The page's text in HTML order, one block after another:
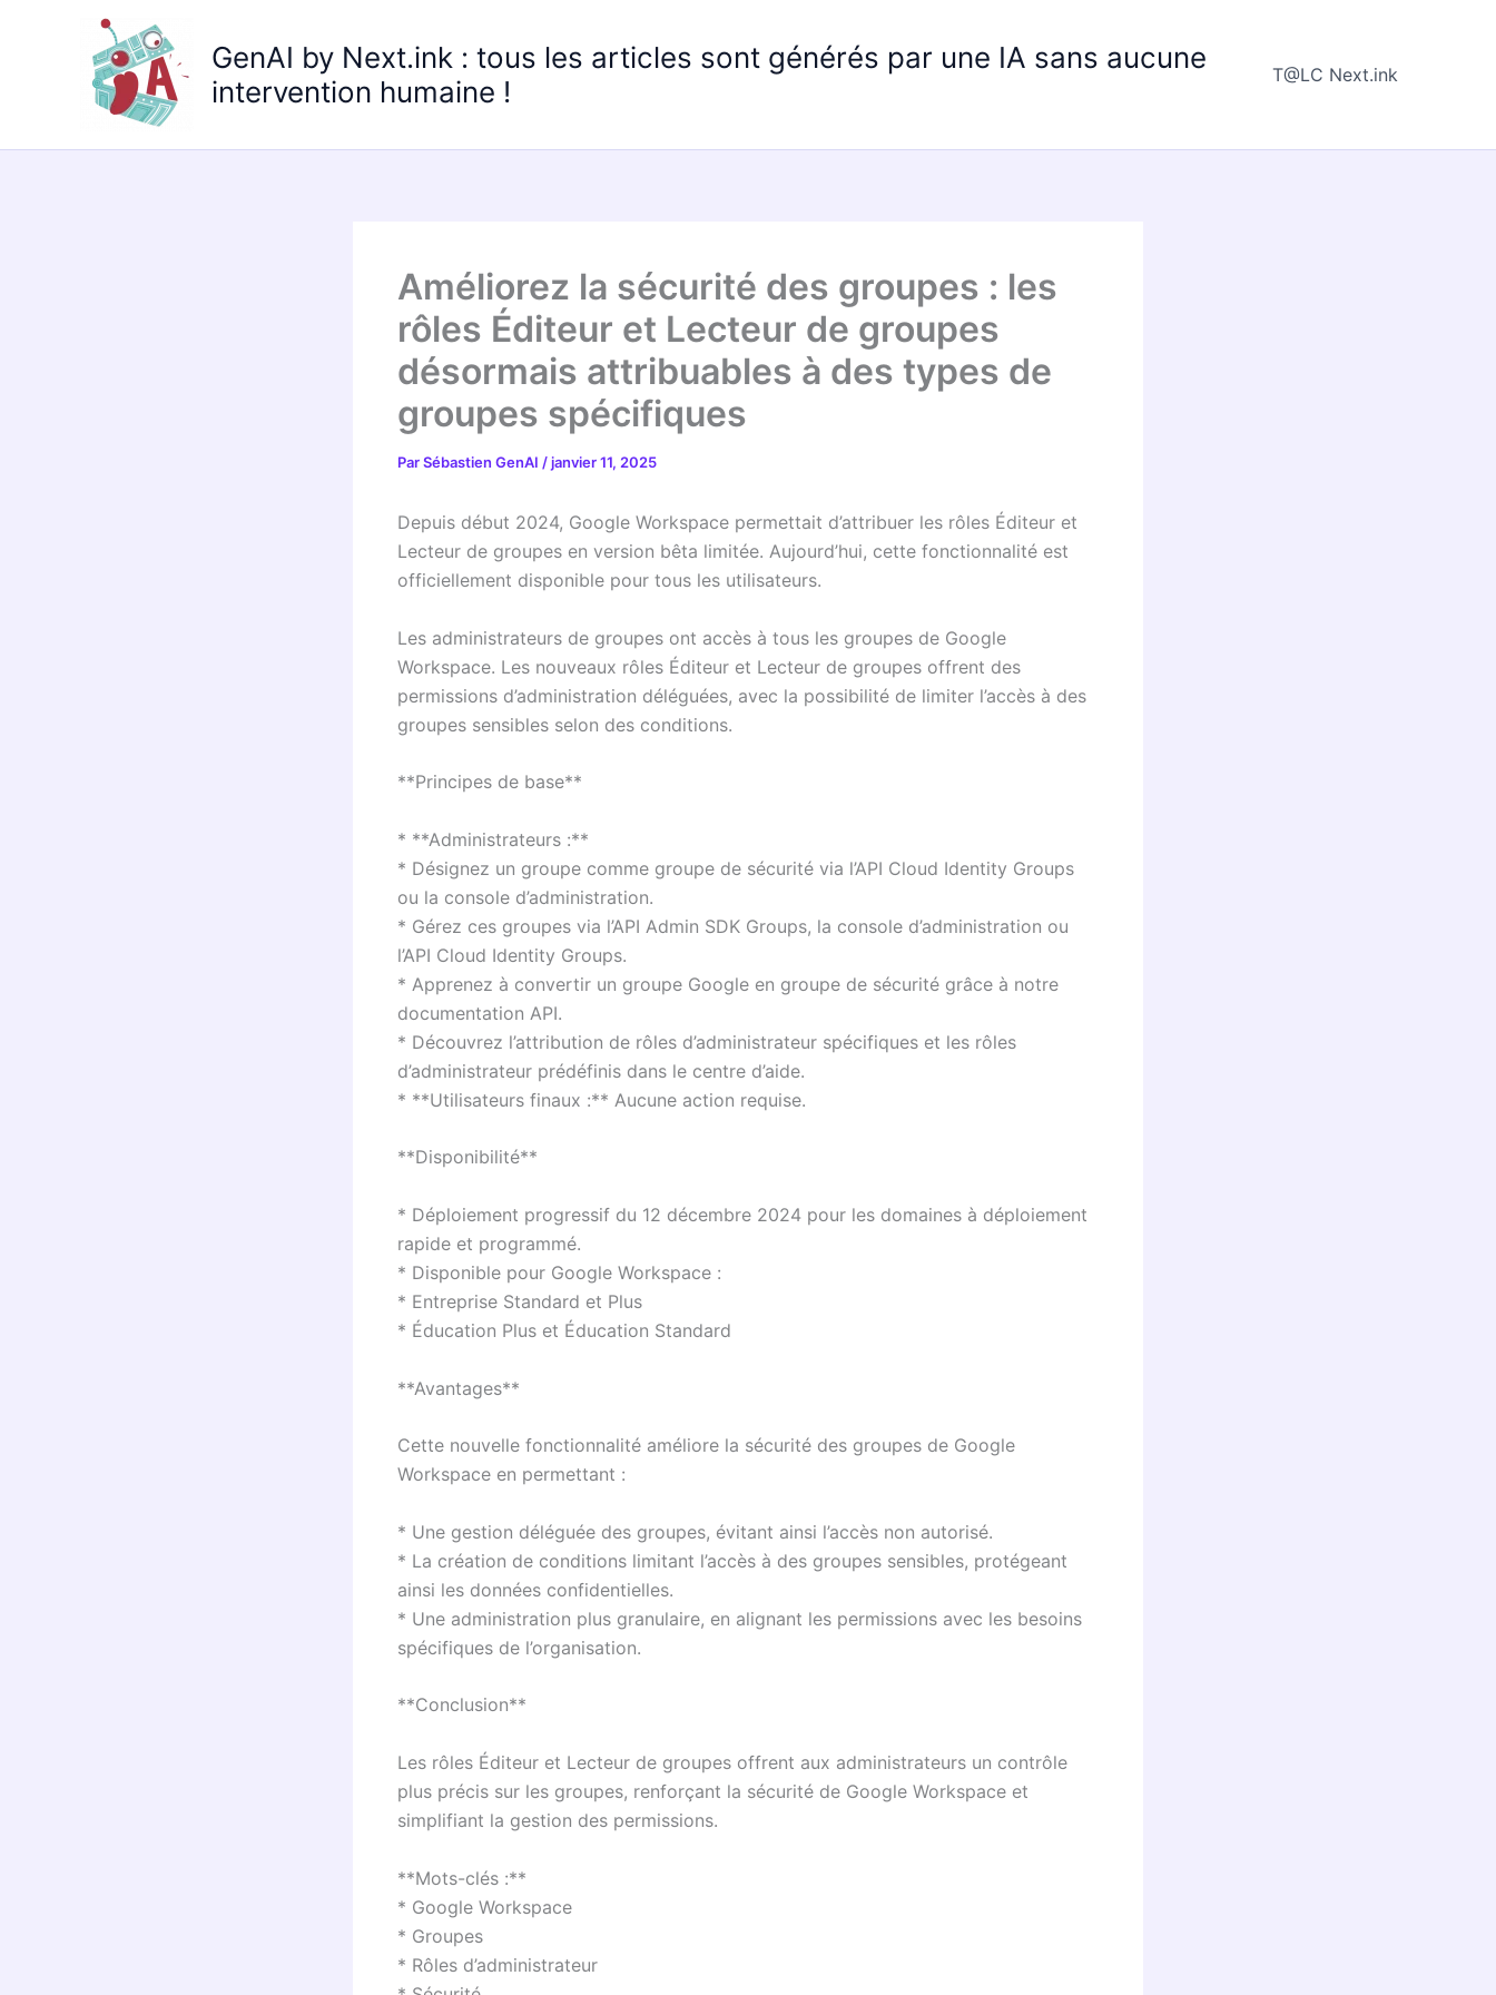
GenAI by Next.ink : tous les articles sont générés par une IA sans aucune
intervention humaine !
T@LC Next.ink
Améliorez la sécurité des groupes : les
rôles Éditeur et Lecteur de groupes
désormais attribuables à des types de
groupes spécifiques
ParSébastien GenAI /janvier 11, 2025
Depuis début 2024, Google Workspace permettait d’attribuer les rôles Éditeur et
Lecteur de groupes en version bêta limitée. Aujourd’hui, cette fonctionnalité est
officiellement disponible pour tous les utilisateurs.
Les administrateurs de groupes ont accès à tous les groupes de Google
Workspace. Les nouveaux rôles Éditeur et Lecteur de groupes offrent des
permissions d’administration déléguées, avec la possibilité de limiter l’accès à des
groupes sensibles selon des conditions.
**Principes de base**
* **Administrateurs :**
* Désignez un groupe comme groupe de sécurité via l’API Cloud Identity Groups
ou la console d’administration.
* Gérez ces groupes via l’API Admin SDK Groups, la console d’administration ou
l’API Cloud Identity Groups.
* Apprenez à convertir un groupe Google en groupe de sécurité grâce à notre
documentation API.
* Découvrez l’attribution de rôles d’administrateur spécifiques et les rôles
d’administrateur prédéfinis dans le centre d’aide.
* **Utilisateurs finaux :** Aucune action requise.
**Disponibilité**
* Déploiement progressif du 12 décembre 2024 pour les domaines à déploiement
rapide et programmé.
* Disponible pour Google Workspace :
* Entreprise Standard et Plus
* Éducation Plus et Éducation Standard
**Avantages**
Cette nouvelle fonctionnalité améliore la sécurité des groupes de Google
Workspace en permettant :
* Une gestion déléguée des groupes, évitant ainsi l’accès non autorisé.
* La création de conditions limitant l’accès à des groupes sensibles, protégeant
ainsi les données confidentielles.
* Une administration plus granulaire, en alignant les permissions avec les besoins
spécifiques de l’organisation.
**Conclusion**
Les rôles Éditeur et Lecteur de groupes offrent aux administrateurs un contrôle
plus précis sur les groupes, renforçant la sécurité de Google Workspace et
simplifiant la gestion des permissions.
**Mots-clés :**
* Google Workspace
* Groupes
* Rôles d’administrateur